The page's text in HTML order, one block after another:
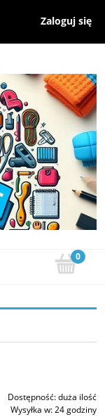
Zaloguj się
Dostępność:duża ilość
Wysyłka w:24 godziny